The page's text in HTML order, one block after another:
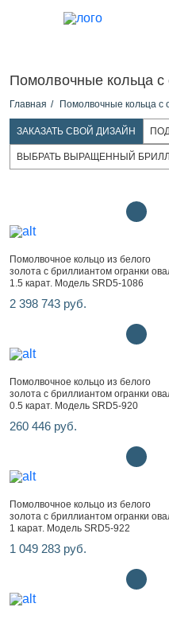
Помолвочные кольца
Главная Помолвочные кольца с
ЗАКАЗАТЬ СВОЙ ДИЗАЙН
ВЫБРАТЬ ВЫРАЩЕННЫЙ
Помолвочное кольцо из белого
золота с бриллиантом огранки
1.5 карат. Модель SRD5-1086
2 398 743 руб.
Помолвочное кольцо из белого
золота с бриллиантом огранки
0.5 карат. Модель SRD5-920
260 446 руб.
Помолвочное кольцо из белого
золота с бриллиантом огранки
1 карат. Модель SRD5-922
1 049 283 руб.